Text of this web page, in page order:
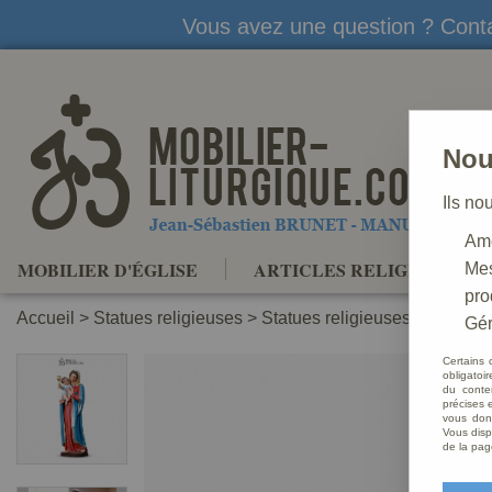
Vous avez une question ?
MOBILIER D'ÉGLISE ARTICLES RELIGIEUX
Accueil > Statues religieuses > Statues religieuses de la
Ils
Certains
du
précises
vous
Vous
de la